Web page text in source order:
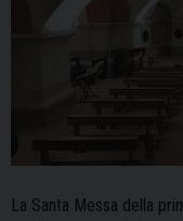
La Santa Messa della